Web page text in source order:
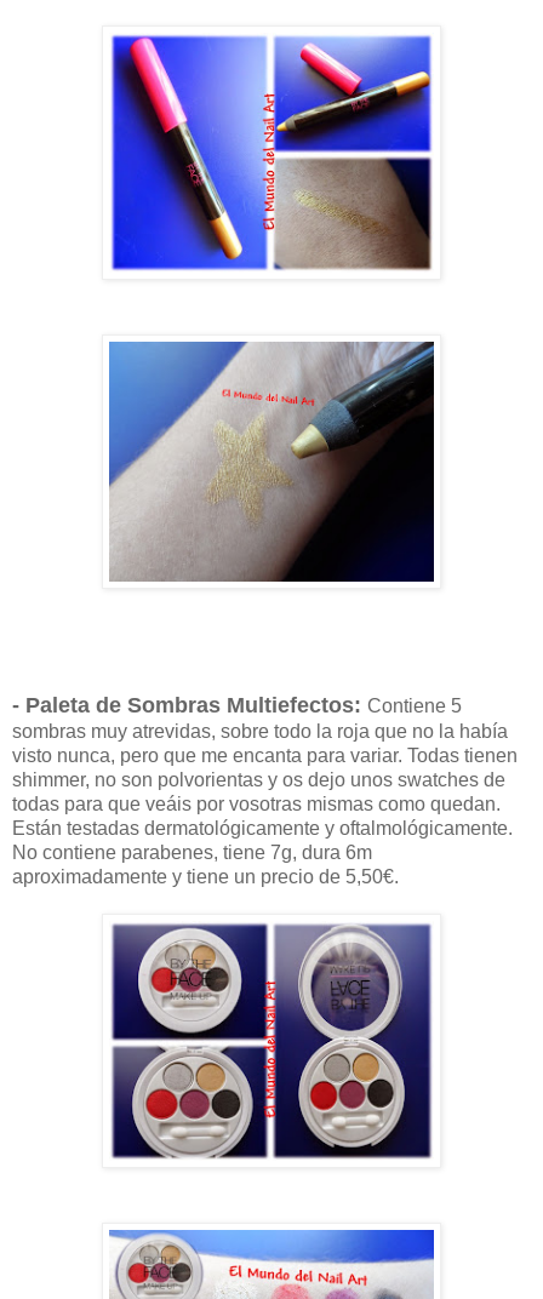
- Paleta de Sombras Multiefectos: Contiene 5
sombras muy atrevidas, sobre todo la roja que no la había
visto nunca, pero que me encanta para variar. Todas tienen
shimmer, no son polvorientas y os dejo unos swatches de
todas para que veáis por vosotras mismas como quedan.
Están testadas dermatológicamente y oftalmológicamente.
No contiene parabenes, tiene 7g, dura 6m
aproximadamente y tiene un precio de 5,50€.